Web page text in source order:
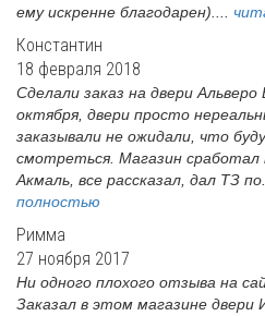
ему искренне благодарен)....
Константин
18 февраля 2018
Сделали заказ на двери
октября, двери просто
заказывали не ожидали, что
смотреться. Магазин сработал
Акмаль, все рассказал, дал ТЗ
полностью
Римма
27 ноября 2017
Ни одного плохого отзыва на
Заказал в этом магазине двери